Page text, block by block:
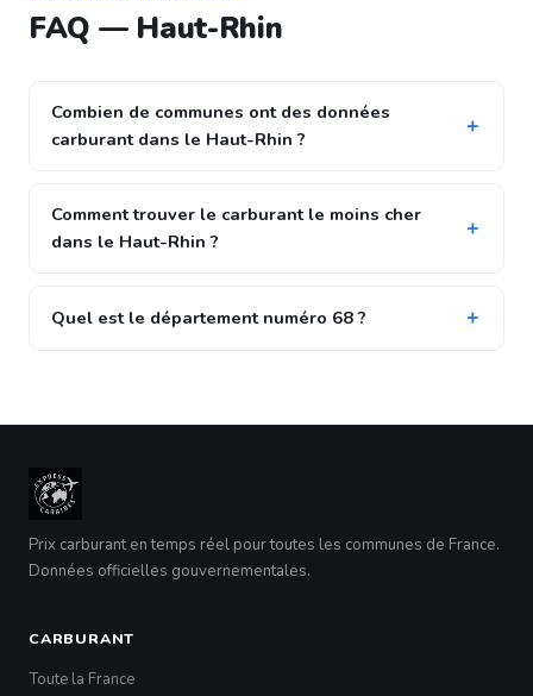
FAQ — Haut-Rhin
Combien de communes ont des données
carburant dans le Haut-Rhin ?
Comment trouver le carburant le moins cher
dans le Haut-Rhin ?
Quel est le département numéro 68 ?
Prix carburant en temps réel pour toutes les communes de France.
Données officielles gouvernementales.
CARBURANT
Toute la France